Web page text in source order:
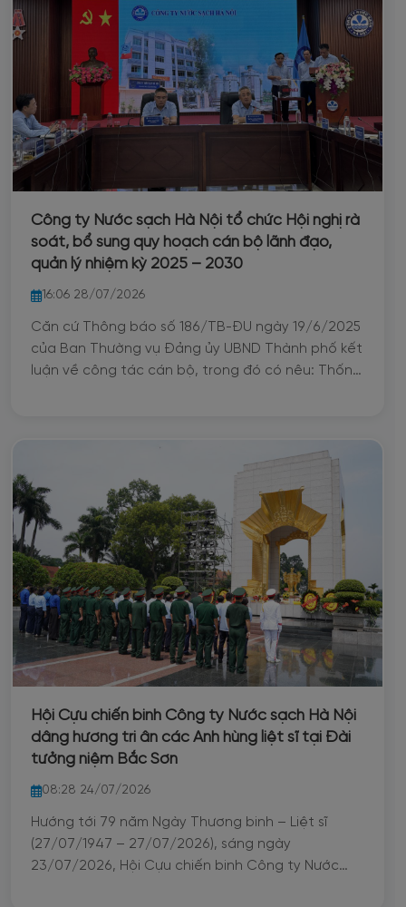
Công ty Nước sạch Hà Nội tổ chức Hội nghị rà
soát, bổ sung quy hoạch cán bộ lãnh đạo,
quản lý nhiệm kỳ 2025 – 2030
16:06 28/07/2026
Căn cứ Thông báo số 186/TB-ĐU ngày 19/6/2025
của Ban Thường vụ Đảng ủy UBND Thành phố kết
luận về công tác cán bộ, trong đó có nêu: Thống
19/3/2026 về việc hướng dẫn thực hiện quy
hoạch các chức danh người quản lý doanh
nghiệp, kiểm soát viên diện Ban thường vụ Đảng
ủy UBND Thành phố quản lý; Thực hiện Kế hoạch
số 27/KH-NSHN-TCĐT của Công ty Nước sạch Hà
Nội về việc rà soát, bổ sung quy hoạch cán bộ
lãnh đạo, quản lý nhiệm kỳ 2025–2030, Công ty
đã tổ chức Hội nghị triển khai thực hiện công tác
bổ sung quy hoạch nhằm xây dựng đội ngũ cán
bộ có phẩm chất chính trị, năng lực chuyên môn,
uy tín và tầm nhìn, đáp ứng yêu cầu phát triển
Hội Cựu chiến binh Công ty Nước sạch Hà Nội
dâng hương tri ân các Anh hùng liệt sĩ tại Đài
tưởng niệm Bắc Sơn
08:28 24/07/2026
Hướng tới 79 năm Ngày Thương binh – Liệt sĩ
(27/07/1947 – 27/07/2026), sáng ngày
23/07/2026, Hội Cựu chiến binh Công ty Nước